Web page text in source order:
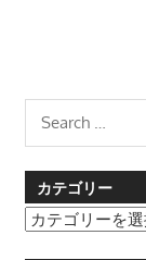
Search
カテゴリー
カ